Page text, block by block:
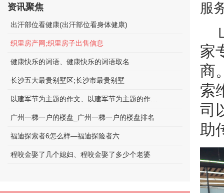
服
家
商
索
司
助
资讯聚焦
出汗部位看健康(出汗部位看身体健康)
织里房产网;织里房子出售信息
健康快乐的词语、健康快乐的词语取名
长沙五大最贵别墅区;长沙市最贵别墅
广州一梯一户的楼盘_广州一梯一户的楼盘排名
福迪探索者6怎么样—福迪探险者六
程咬金娶了几个媳妇、程咬金娶了多少个老婆